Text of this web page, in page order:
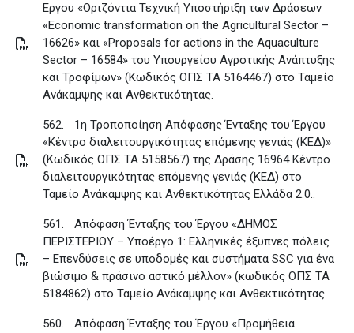
Εργου «Οριζόντια Τεχνική Υποστήριξη των Δράσεων
«Economic transformation on the Agricultural Sector –
16626» και «Proposals for actions in the Aquaculture
Sector – 16584» του Υπουργείου Αγροτικής Ανάπτυξης
και Τροφίμων» (Κωδικός ΟΠΣ ΤΑ 5164467) στο Ταμείο
Ανάκαμψης και Ανθεκτικότητας.
562.
1η Τροποποίηση Απόφασης Ένταξης του Έργου
«Κέντρο διαλειτουργικότητας επόμενης γενιάς (ΚΕΔ)»
(Κωδικός ΟΠΣ ΤΑ 5158567) της Δράσης 16964 Κέντρο
διαλειτουργικότητας επόμενης γενιάς (ΚΕΔ) στο
Ταμείο Ανάκαμψης και Ανθεκτικότητας Ελλάδα 2.0..
561.
Απόφαση Ένταξης του Έργου «ΔΗΜΟΣ
ΠΕΡΙΣΤΕΡΙΟΥ – Υποέργο 1: Ελληνικές έξυπνες πόλεις
– Επενδύσεις σε υποδομές και συστήματα SSC για ένα
βιώσιμο & πράσινο αστικό μέλλον» (κωδικός ΟΠΣ ΤΑ
5184862) στο Ταμείο Ανάκαμψης και Ανθεκτικότητας.
560.
Απόφαση Ένταξης του Έργου «Προμήθεια